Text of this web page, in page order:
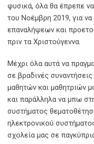
φυσικά, όλα θα έπρεπε
του Νοέμβρη 2019, για
επαναλήψεων και
πριν τα Χριστούγεννα.
Μέχρι όλα αυτά να
σε βραδινές
μαθητών και μαθητριών
και παράλληλα να μπω
συστήματος
ηλεκτρονικού
σχολεία μας σε